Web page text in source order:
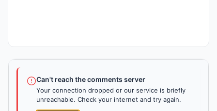
Can't reach the comments server
Your connection dropped or our service is briefly
unreachable. Check your internet and try again.